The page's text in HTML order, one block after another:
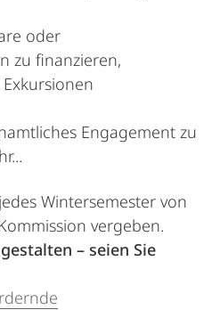
oder
zu finanzieren,
Engagement zu
Wintersemester von
vergeben.
– seien Sie